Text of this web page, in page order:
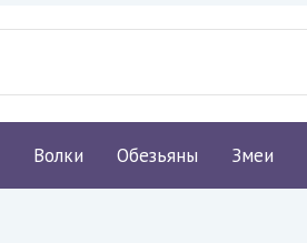
Волки Обезьяны Змеи